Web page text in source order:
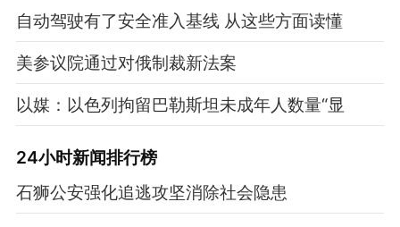
自动驾驶有了安全准入基线 从这些方面读懂
美参议院通过对俄制裁新法案
以媒：以色列拘留巴勒斯坦未成年人数量“显
24小时新闻排行榜
石狮公安强化追逃攻坚消除社会隐患